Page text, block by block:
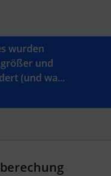
wurden
und
(und wa...